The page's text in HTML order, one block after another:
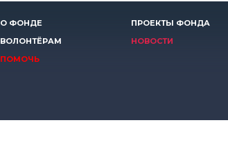
О ФОНДЕ ПРОЕКТЫ ФОНДА
ВОЛОНТЁРАМ
НОВОСТИ
ПОМОЧЬ